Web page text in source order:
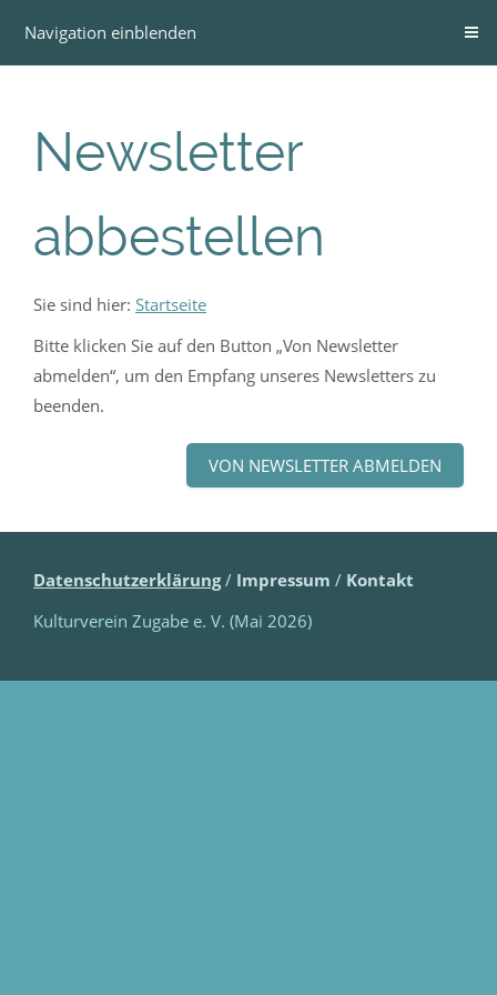
Navigation einblenden
Newsletter
abbestellen
Sie sind hier: Startseite
Bitte klicken Sie auf den Button „Von Newsletter
abmelden“, um den Empfang unseres Newsletters zu
beenden.
VON NEWSLETTER ABMELDEN
Datenschutzerklärung/ Impressum / Kontakt
Kulturverein Zugabe e. V. (Mai 2026)